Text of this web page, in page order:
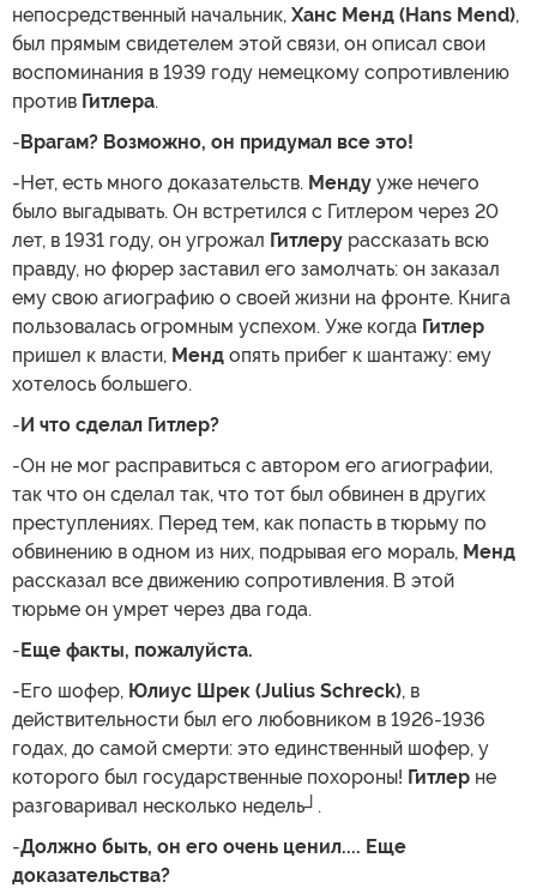
непосредственный начальник, Ханс Менд (Hans Mend),
был прямым свидетелем этой связи, он описал свои
воспоминания в 1939 году немецкому сопротивлению
против Гитлера.
-Врагам? Возможно, он придумал все это!
-Нет, есть много доказательств. Менду уже нечего
было выгадывать. Он встретился с Гитлером через 20
лет, в 1931 году, он угрожал Гитлеру рассказать всю
правду, но фюрер заставил его замолчать: он заказал
ему свою агиографию о своей жизни на фронте. Книга
пользовалась огромным успехом. Уже когда Гитлер
пришел к власти, Менд опять прибег к шантажу: ему
хотелось большего.
-И что сделал Гитлер?
-Он не мог расправиться с автором его агиографии,
так что он сделал так, что тот был обвинен в других
преступлениях. Перед тем, как попасть в тюрьму по
обвинению в одном из них, подрывая его мораль, Менд
рассказал все движению сопротивления. В этой
тюрьме он умрет через два года.
-Еще факты, пожалуйста.
-Его шофер, Юлиус Шрек (Julius Schreck), в
действительности был его любовником в 1926-1936
годах, до самой смерти: это единственный шофер, у
которого был государственные похороны! Гитлер не
разговаривал несколько недель┘.
-Должно быть, он его очень ценил.... Еще
доказательства?